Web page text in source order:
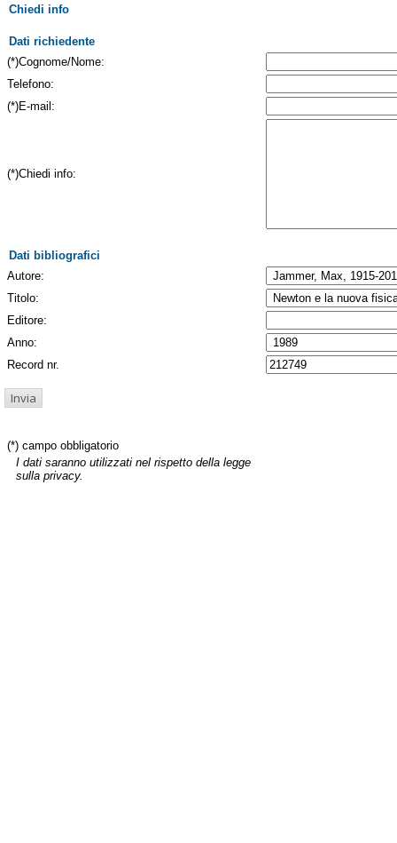
Chiedi info
Dati richiedente
(*)Cognome/Nome:
Telefono:
(*)E-mail:
(*)Chiedi info:
Dati bibliografici
Autore:
Titolo:
Editore:
Anno:
Record nr.
(*) campo obbligatorio
I dati saranno utilizzati nel rispetto della legge
sulla privacy.